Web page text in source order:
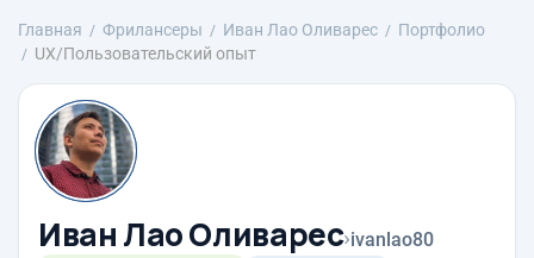
Главная Фрилансеры Иван Лао Оливарес
Портфолио
UX/Пользовательский опыт
Иван Лао Оливарес›ivanlao80